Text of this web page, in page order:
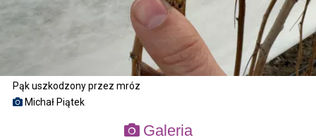
Pąk uszkodzony przez mróz
Michał Piątek
Galeria